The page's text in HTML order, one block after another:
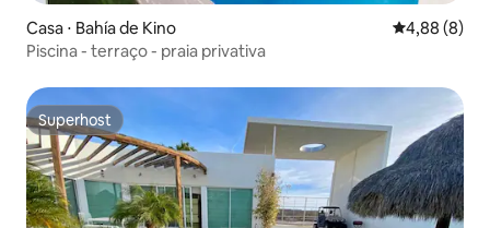
Casa ⋅ Bahía de Kino 4,88 de uma
4,88 (8)
Piscina - terraço - praia privativa
Superhost
Superhost